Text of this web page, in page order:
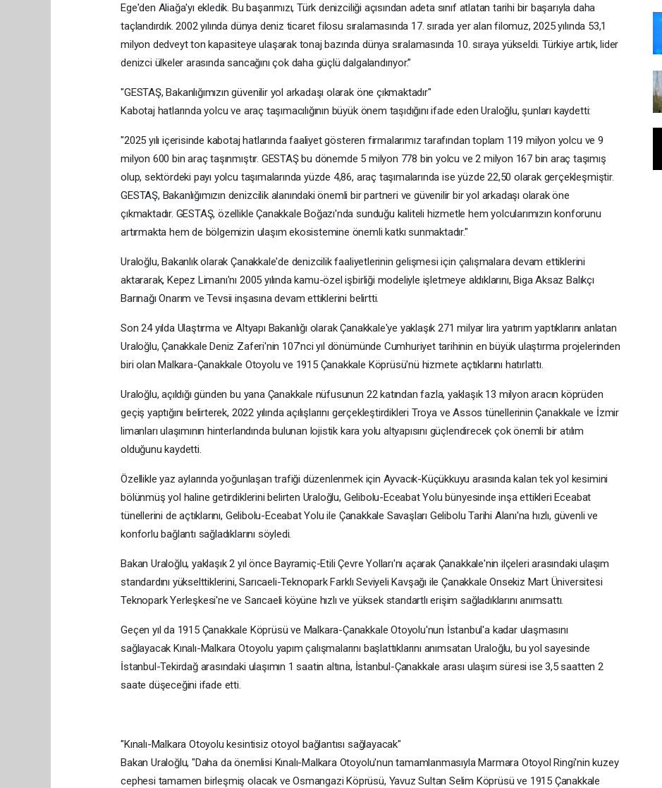
Ege'den Aliağa'yı ekledik. Bu başarımızı, Türk denizciliği açısından adeta sınıf atlatan tarihi bir başarıyla daha
taçlandırdık. 2002 yılında dünya deniz ticaret filosu sıralamasında 17. sırada yer alan filomuz, 2025 yılında 53,1
milyon dedveyt ton kapasiteye ulaşarak tonaj bazında dünya sıralamasında 10. sıraya yükseldi. Türkiye artık, lider
denizci ülkeler arasında sancağını çok daha güçlü dalgalandırıyor.”
"GESTAŞ, Bakanlığımızın güvenilir yol arkadaşı olarak öne çıkmaktadır"
Kabotaj hatlarında yolcu ve araç taşımacılığının büyük önem taşıdığını ifade eden Uraloğlu, şunları kaydetti:
"2025 yılı içerisinde kabotaj hatlarında faaliyet gösteren firmalarımız tarafından toplam 119 milyon yolcu ve 9
milyon 600 bin araç taşınmıştır. GESTAŞ bu dönemde 5 milyon 778 bin yolcu ve 2 milyon 167 bin araç taşımış
olup, sektördeki payı yolcu taşımalarında yüzde 4,86, araç taşımalarında ise yüzde 22,50 olarak gerçekleşmiştir.
GESTAŞ, Bakanlığımızın denizcilik alanındaki önemli bir partneri ve güvenilir bir yol arkadaşı olarak öne
çıkmaktadır. GESTAŞ, özellikle Çanakkale Boğazı'nda sunduğu kaliteli hizmetle hem yolcularımızın konforunu
artırmakta hem de bölgemizin ulaşım ekosistemine önemli katkı sunmaktadır."
Uraloğlu, Bakanlık olarak Çanakkale'de denizcilik faaliyetlerinin gelişmesi için çalışmalara devam ettiklerini
aktararak, Kepez Limanı'nı 2005 yılında kamu-özel işbirliği modeliyle işletmeye aldıklarını, Biga Aksaz Balıkçı
Barınağı Onarım ve Tevsii inşasına devam ettiklerini belirtti.
Son 24 yılda Ulaştırma ve Altyapı Bakanlığı olarak Çanakkale'ye yaklaşık 271 milyar lira yatırım yaptıklarını anlatan
Uraloğlu, Çanakkale Deniz Zaferi'nin 107'nci yıl dönümünde Cumhuriyet tarihinin en büyük ulaştırma projelerinden
biri olan Malkara-Çanakkale Otoyolu ve 1915 Çanakkale Köprüsü'nü hizmete açtıklarını hatırlattı.
Uraloğlu, açıldığı günden bu yana Çanakkale nüfusunun 22 katından fazla, yaklaşık 13 milyon aracın köprüden
geçiş yaptığını belirterek, 2022 yılında açılışlarını gerçekleştirdikleri Troya ve Assos tünellerinin Çanakkale ve İzmir
limanları ulaşımının hinterlandında bulunan lojistik kara yolu altyapısını güçlendirecek çok önemli bir atılım
olduğunu kaydetti.
Özellikle yaz aylarında yoğunlaşan trafiği düzenlenmek için Ayvacık-Küçükkuyu arasında kalan tek yol kesimini
bölünmüş yol haline getirdiklerini belirten Uraloğlu, Gelibolu-Eceabat Yolu bünyesinde inşa ettikleri Eceabat
tünellerini de açtıklarını, Gelibolu-Eceabat Yolu ile Çanakkale Savaşları Gelibolu Tarihi Alanı'na hızlı, güvenli ve
konforlu bağlantı sağladıklarını söyledi.
Bakan Uraloğlu, yaklaşık 2 yıl önce Bayramiç-Etili Çevre Yolları'nı açarak Çanakkale'nin ilçeleri arasındaki ulaşım
standardını yükselttiklerini, Sarıcaeli-Teknopark Farklı Seviyeli Kavşağı ile Çanakkale Onsekiz Mart Üniversitesi
Teknopark Yerleşkesi'ne ve Sarıcaeli köyüne hızlı ve yüksek standartlı erişim sağladıklarını anımsattı.
Geçen yıl da 1915 Çanakkale Köprüsü ve Malkara-Çanakkale Otoyolu'nun İstanbul'a kadar ulaşmasını
sağlayacak Kınalı-Malkara Otoyolu yapım çalışmalarını başlattıklarını anımsatan Uraloğlu, bu yol sayesinde
İstanbul-Tekirdağ arasındaki ulaşımın 1 saatin altına, İstanbul-Çanakkale arası ulaşım süresi ise 3,5 saatten 2
saate düşeceğini ifade etti.
"Kınalı-Malkara Otoyolu kesintisiz otoyol bağlantısı sağlayacak"
Bakan Uraloğlu, "Daha da önemlisi Kınalı-Malkara Otoyolu'nun tamamlanmasıyla Marmara Otoyol Ringi'nin kuzey
cephesi tamamen birleşmiş olacak ve Osmangazi Köprüsü, Yavuz Sultan Selim Köprüsü ve 1915 Çanakkale